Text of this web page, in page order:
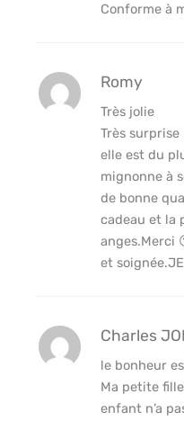
Conforme à
Romy
Très jolie
Très
elle est du
mignonne à
de bonne
cadeau et la
anges.Merci
et
Charles
le bonheur
Ma petite
enfant n’a